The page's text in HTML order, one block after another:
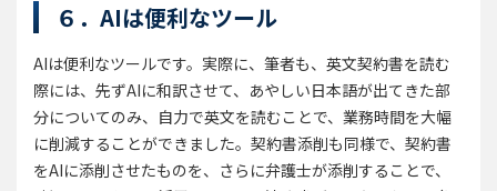
６．AIは便利なツール
AIは便利なツールです。実際に、筆者も、英文契約書を読む
際には、先ずAIに和訳させて、あやしい日本語が出てきた部
分についてのみ、自力で英文を読むことで、業務時間を大幅
に削減することができました。契約書添削も同様で、契約書
をAIに添削させたものを、さらに弁護士が添削することで、